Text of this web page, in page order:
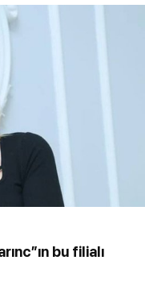
bu filialı